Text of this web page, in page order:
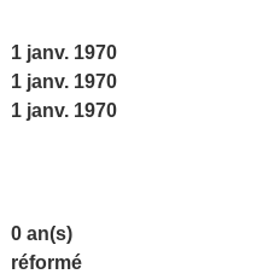
1 janv. 1970
1 janv. 1970
1 janv. 1970
0 an(s)
réformé